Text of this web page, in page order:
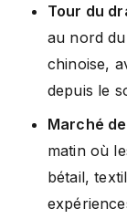
Tour du
au nord
chinoise,
depuis le
Marché
matin où
bétail,